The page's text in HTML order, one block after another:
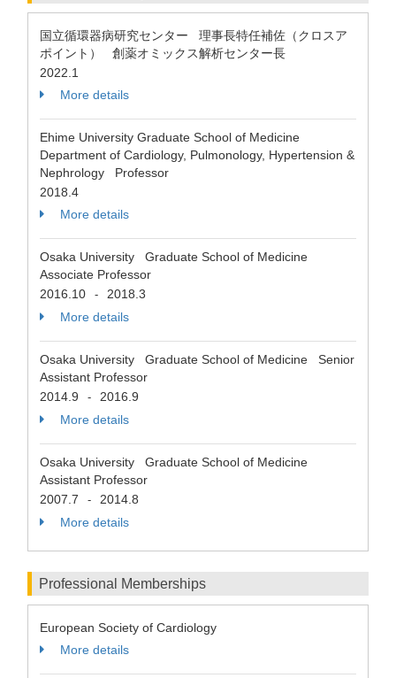
国立循環器病研究センター 理事長特任補佐（クロスア
ポイント） 創薬オミックス解析センター長
2022.1
More details
Ehime University Graduate School of Medicine
Department of Cardiology, Pulmonology, Hypertension &
Nephrology Professor
2018.4
More details
Osaka University Graduate School of Medicine
Associate Professor
2016.10
-
2018.3
More details
Osaka University Graduate School of Medicine Senior
Assistant Professor
2014.9
-
2016.9
More details
Osaka University Graduate School of Medicine
Assistant Professor
2007.7
-
2014.8
More details
Professional Memberships
European Society of Cardiology
More details